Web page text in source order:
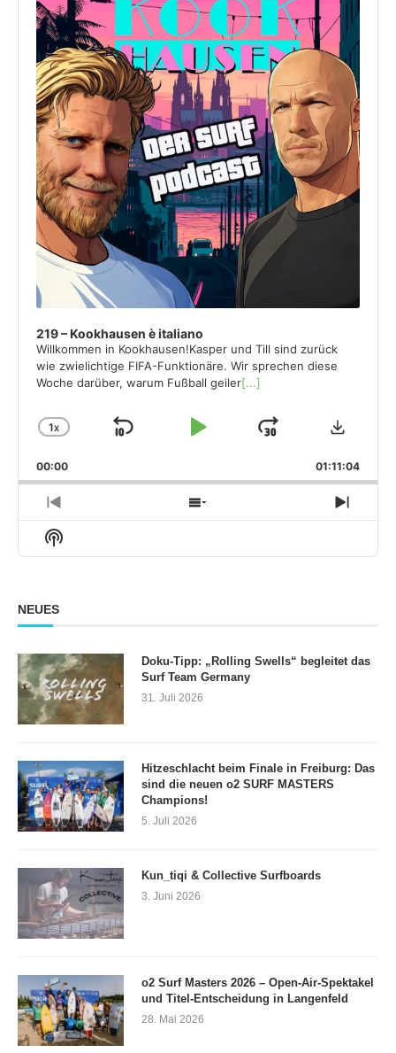
219 – Kookhausen è italiano
Willkommen in Kookhausen!Kasper und Till sind zurück
wie zwielichtige FIFA-Funktionäre. Wir sprechen diese
Woche darüber, warum Fußball geiler[...]
CHANGE
RATE
1X
SKIP
PLAY JUMP
FORWARD
00:00 01:11:04
PREVIOUS
EPISODE
SHOW
EPISODES
NEXT
Show
Podcast
NEUES
Doku-Tipp: „Rolling Swells“ begleitet das
Surf Team Germany
31. Juli 2026
Hitzeschlacht beim Finale in Freiburg: Das
sind die neuen o2 SURF MASTERS
Champions!
5. Juli 2026
Kun_tiqi & Collective Surfboards
3. Juni 2026
o2 Surf Masters 2026 – Open-Air-Spektakel
und Titel-Entscheidung in Langenfeld
28. Mai 2026